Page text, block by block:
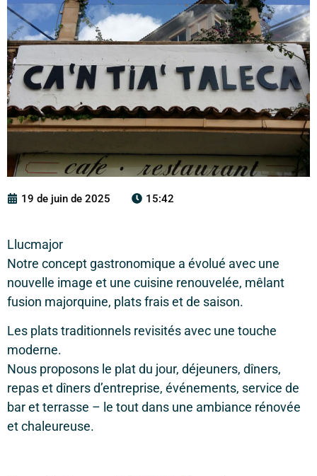
19 de juin de 2025 15:42
Llucmajor
Notre concept gastronomique a évolué avec une
nouvelle image et une cuisine renouvelée, mêlant
fusion majorquine, plats frais et de saison.
Les plats traditionnels revisités avec une touche
moderne.
Nous proposons le plat du jour, déjeuners, dîners,
repas et dîners d’entreprise, événements, service de
bar et terrasse – le tout dans une ambiance rénovée
et chaleureuse.